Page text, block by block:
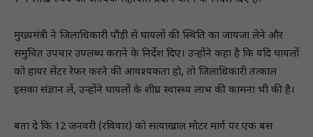
मुख्यमंत्री ने जिलाधिकारी पौड़ी से घायलों की स्थिति का जायजा लेने और
समुचित उपचार उपलब्ध कराने के निर्देश दिए। उन्होंने कहा है कि यदि घायलों
को हायर सेंटर रेफर करने की आवश्यकता हाे, तो जिलाधिकारी तत्काल
इसका संज्ञान लें, उन्होंने घायलों के शीघ्र स्वास्थ्य लाभ की कामना भी की है।
बता दे कि 12 जनवरी (रविवार) को सत्याखाल मोटर मार्ग पर एक बस